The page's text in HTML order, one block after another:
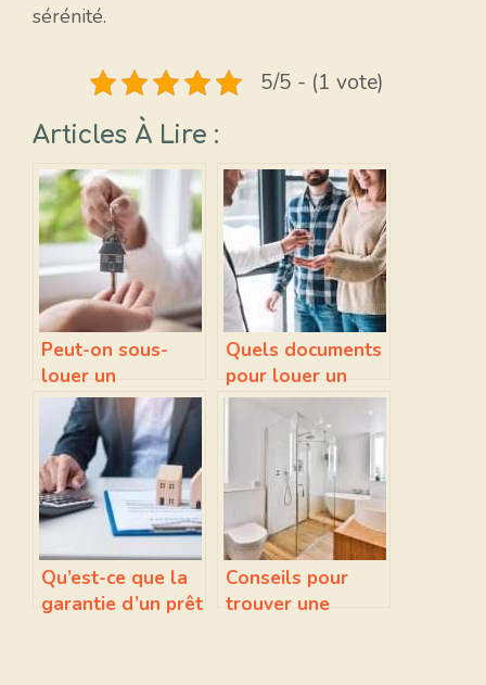
sérénité.
5/5 - (1 vote)
Articles À Lire :
Peut-on sous-
louer un
appartement ?
Quels documents
pour louer un
appartement ?
Qu’est-ce que la
garantie d’un prêt
Conseils pour
trouver une